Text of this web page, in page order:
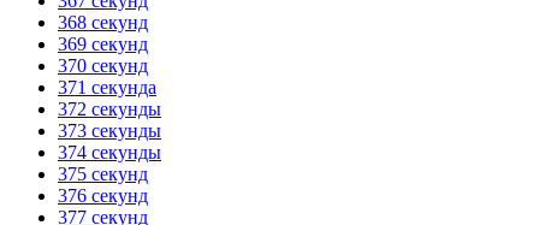
368 секунд
369 секунд
370 секунд
371 секунда
372 секунды
373 секунды
374 секунды
375 секунд
376 секунд
377 секунд